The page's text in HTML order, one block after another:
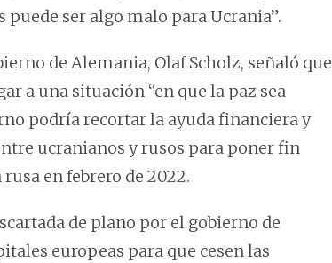
ser algo malo para Ucrania”.
de Alemania, Olaf Scholz, señaló que
a una situación “en que la paz sea
podría recortar la ayuda financiera y
ucranianos y rusos para poner fin
en febrero de 2022.
de plano por el gobierno de
europeas para que cesen las